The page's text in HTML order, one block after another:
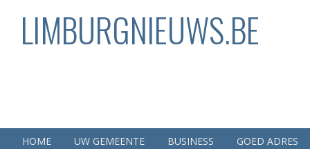
LIMBURGNIEUWS.BE
HOME UW GEMEENTE BUSINESS
GOED ADRES